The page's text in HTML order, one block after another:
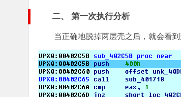
二、 第一次执行分析
当正确地脱掉两层壳之后，就会看